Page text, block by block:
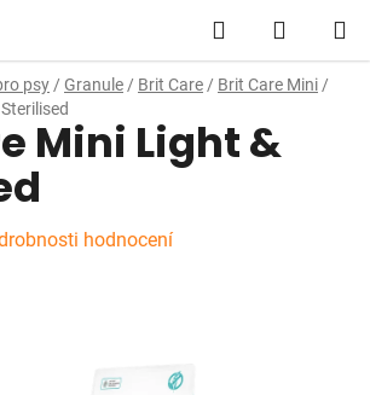
Hledat
KOŠÍK
psy / Granule / Brit Care / Brit Care Mini /
Mini Light &
hodnocení